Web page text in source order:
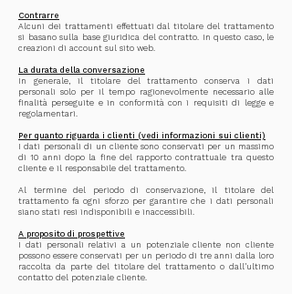
Contrarre
Alcuni dei trattamenti effettuati dal titolare del trattamento
si basano sulla base giuridica del contratto. In questo caso, le
creazioni di account sul sito web.
La durata della conversazione
In generale, il titolare del trattamento conserva i dati
personali solo per il tempo ragionevolmente necessario alle
finalità perseguite e in conformità con i requisiti di legge e
regolamentari.
Per quanto riguarda i clienti (vedi informazioni sui clienti)
I dati personali di un cliente sono conservati per un massimo
di 10 anni dopo la fine del rapporto contrattuale tra questo
cliente e il responsabile del trattamento.
Al termine del periodo di conservazione, il titolare del
trattamento fa ogni sforzo per garantire che i dati personali
siano stati resi indisponibili e inaccessibili.
A proposito di prospettive
I dati personali relativi a un potenziale cliente non cliente
possono essere conservati per un periodo di tre anni dalla loro
raccolta da parte del titolare del trattamento o dall'ultimo
contatto del potenziale cliente.